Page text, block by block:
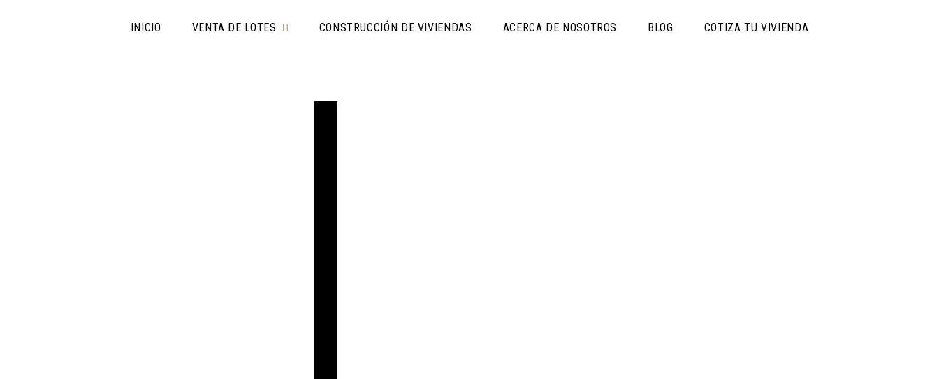
INICIO VENTA DE LOTES CONSTRUCCIÓN DE VIVIENDAS ACERCA DE NOSOTROS BLOG COTIZA TU VIVIENDA